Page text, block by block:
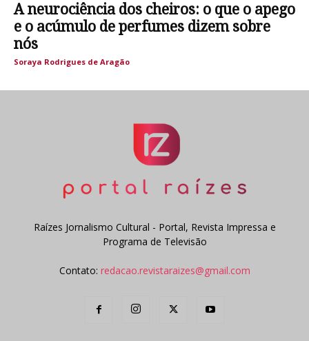
A neurociência dos cheiros: o que o apego
e o acúmulo de perfumes dizem sobre
nós
Soraya Rodrigues de Aragão
Raízes Jornalismo Cultural - Portal, Revista Impressa e
Programa de Televisão
Contato: redacao.revistaraizes@gmail.com